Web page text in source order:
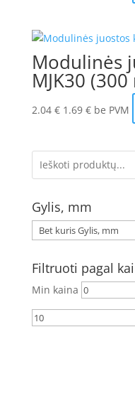
Modulinės
MJK30
2.04 € 1.69 €be PVM
Gylis, mm
Filtruoti pagal
Min kaina